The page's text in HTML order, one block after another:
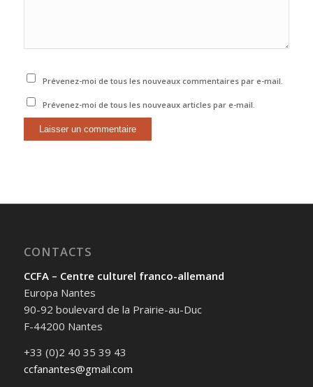
Prévenez-moi de tous les nouveaux commentaires par e-mail.
Prévenez-moi de tous les nouveaux articles par e-mail.
CONTACTS
CCFA – Centre culturel franco-allemand
Europa Nantes
90-92 boulevard de la Prairie-au-Duc
F-44200 Nantes
+33 (0)2 40 35 39 43
ccfanantes@gmail.com